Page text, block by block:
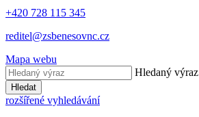
+420 728 115 345
reditel@zsbenesovnc.cz
Mapa webu
Hledaný výraz
Hledat
rozšířené vyhledávání